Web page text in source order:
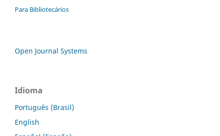
Para Bibliotecários
Open Journal Systems
Idioma
Português (Brasil)
English